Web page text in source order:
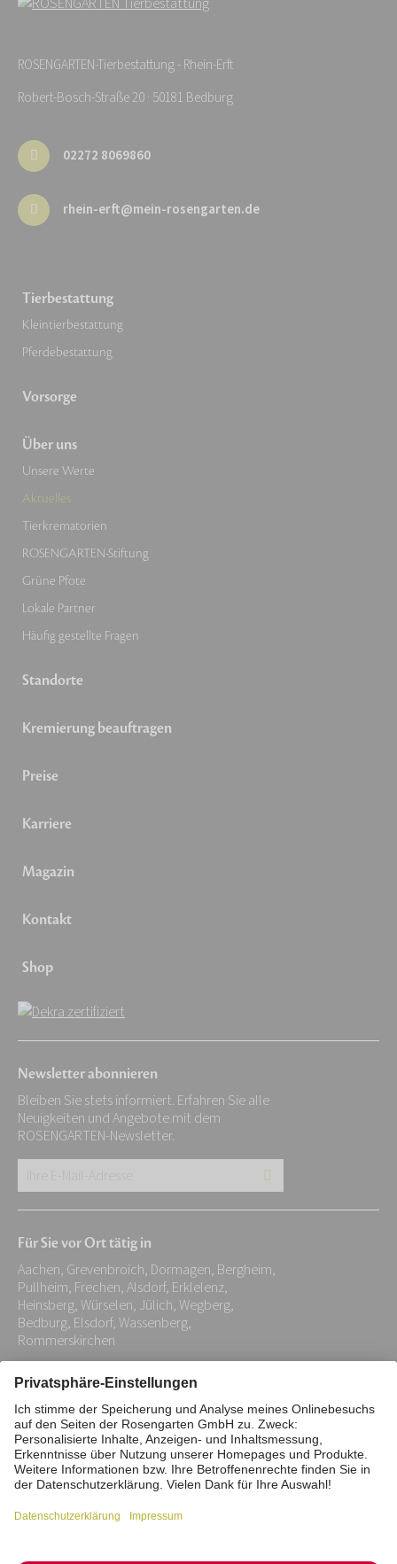
ROSENGARTEN-Tierbestattung - Rhein-Erft
Robert-Bosch-Straße 20 · 50181 Bedburg
02272 8069860
rhein-erft@mein-rosengarten.de
Tierbestattung
Kleintierbestattung
Pferdebestattung
Vorsorge
Über uns
Unsere Werte
Aktuelles
Tierkrematorien
ROSENGARTEN-Stiftung
Grüne Pfote
Lokale Partner
Häufig gestellte Fragen
Standorte
Kremierung beauftragen
Preise
Karriere
Magazin
Kontakt
Shop
Newsletter abonnieren
Bleiben Sie stets informiert. Erfahren Sie alle
Neuigkeiten und Angebote mit dem
ROSENGARTEN-Newsletter.
E-
Adresse:
*
Für Sie vor Ort tätig in
Aachen, Grevenbroich, Dormagen, Bergheim,
Pullheim, Frechen, Alsdorf, Erklelenz,
Heinsberg, Würselen, Jülich, Wegberg,
Bedburg, Elsdorf, Wassenberg,
Rommerskirchen
Impressum Datenschutz
Stiftung
Interne Meldestelle
Zahlungsmittel
Barrierefreiheitserklärung
Vertrag widerrufen